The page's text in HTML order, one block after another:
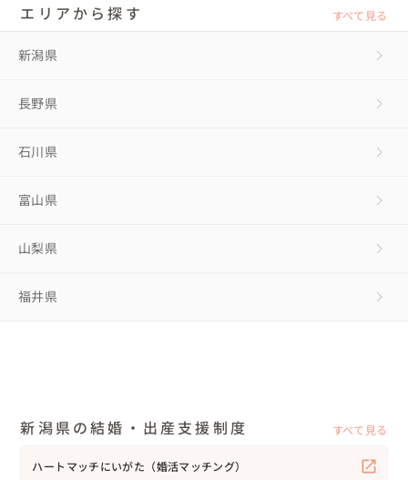
エリアから探す すべて見る
新潟県
長野県
石川県
富山県
山梨県
福井県
新潟県の結婚・出産支援制度 すべて見る
ハートマッチにいがた（婚活マッチング）